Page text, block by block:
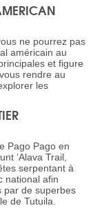
ne pourrez pas
américain au
et figure
rendre au
les
Pago Pago en
‘Alava Trail,
serpentant à
national afin
par de superbes
de Tutuila.